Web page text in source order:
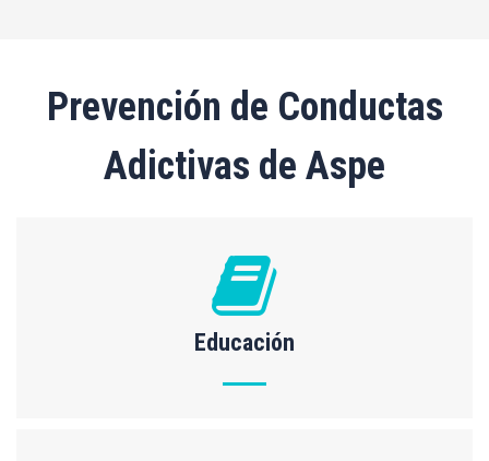
Prevención de Conductas
Adictivas de Aspe
Educación